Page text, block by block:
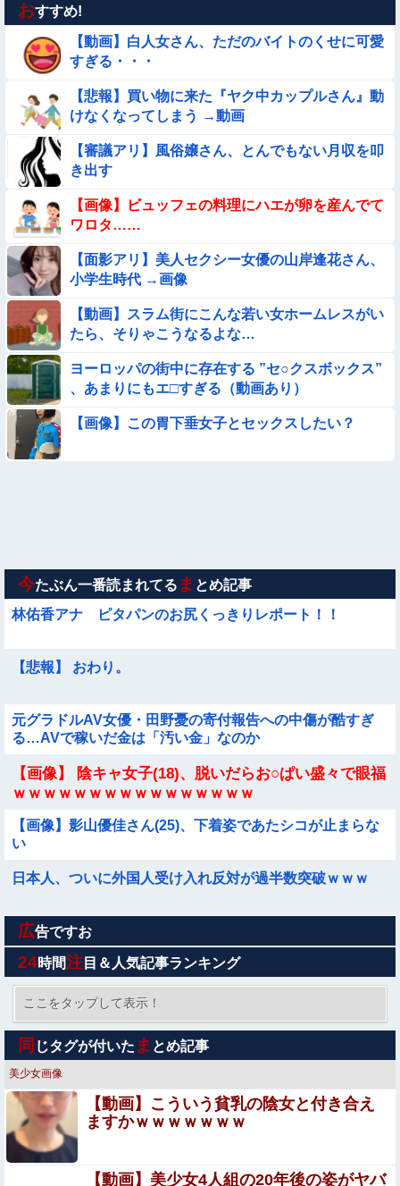
【動画】ピザ屋のバイト女、クッソせこい『ツマミ食い』をし
て炎上
【画像】新人AV女優さん、ジブリキャラのコスプレでチンポ
を硬めてくるｗｗｗｗｗｗｗ
【動画】韓国アイドルさん、ヱチヱチ限界点を超えてしまう
【画像】巨大マンボウの稚魚さん、金平糖みたいでカワイイｗ
【画像】お前らこの超美人が整形か否か判定たのむ！！
【衝撃】ガチで『意識高い無能』が好きなワードと言えば？
【動画像】飛行機に『水銀』を持ち込めない理由がこれ【→】
【動画像】女の子「ウエスト？・・・60㎝だよ！」
★★同格のように語られてるけど実際は『雲泥の差』があるも
のと言えば？
【動画】デブの喧嘩 ガチでヤバい……
ろ！飛ぶぞ」
おすすめ!
【動画】白人女さん、ただのバイトのくせに可愛
すぎる・・・
【悲報】買い物に来た『ヤク中カップルさん』動
けなくなってしまう →動画
【審議アリ】風俗嬢さん、とんでもない月収を叩
き出す
【画像】ビュッフェの料理にハエが卵を産んでて
ワロタ……
【面影アリ】美人セクシー女優の山岸逢花さん、
小学生時代 →画像
【動画】スラム街にこんな若い女ホームレスがい
たら、そりゃこうなるよな…
ヨーロッパの街中に存在する ”セ○クスボックス”
、あまりにもエ□すぎる（動画あり）
【画像】この胃下垂女子とセックスしたい？
今たぶん一番読まれてる ま とめ記事
林佑香アナ ピタパンのお尻くっきりレポート！！
【悲報】 おわり。
元グラドルAV女優・田野憂の寄付報告への中傷が酷すぎ
る…AVで稼いだ金は「汚い金」なのか
【画像】 陰キャ女子(18)、脱いだらお○ぱい盛々で眼福
ｗｗｗｗｗｗｗｗｗｗｗｗｗｗｗｗ
【画像】影山優佳さん(25)、下着姿であたシコが止まらな
い
日本人、ついに外国人受け入れ反対が過半数突破ｗｗｗ
【画像】 女教師「よーし、先生も水着でプール清掃するわ
よぉー♥」ムチムチ
【衝撃】中居正広、極秘に『ある事』を始めていたと判明
する・・・他
自炊するようになって炊き込みご飯が簡単で美味しくてコ
スパもいいことに気づいた
友達の家に遊びに行ったらアルバムに私の写真が飾ってあ
った。しかも私が知らない写真
弘中れおな × 本多まい 夫婦交換…温泉宿で起こった信じ
られないエ●チな出来事。
広告ですお
24時間注 目＆人気記事ランキング
ここをタップして表示！
同 じタグが付いた ま とめ記事
美少女画像
【動画】こういう貧乳の陰女と付き合え
ますかｗｗｗｗｗｗｗ
【動画】美少女4人組の20年後の姿がヤバ